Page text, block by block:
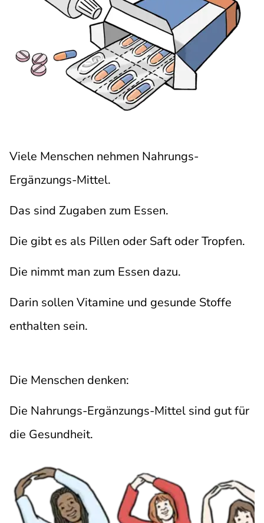
Viele Menschen nehmen Nahrungs-
Ergänzungs-Mittel.
Das sind Zugaben zum Essen.
Die gibt es als Pillen oder Saft oder Tropfen.
Die nimmt man zum Essen dazu.
Darin sollen Vitamine und gesunde Stoffe
enthalten sein.
Die Menschen denken:
Die Nahrungs-Ergänzungs-Mittel sind gut für
die Gesundheit.